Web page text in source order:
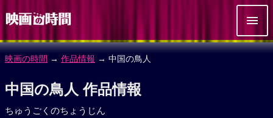
映画の時間 → 作品情報 → 中国の鳥人
中国の鳥人 作品情報
ちゅうごくのちょうじん